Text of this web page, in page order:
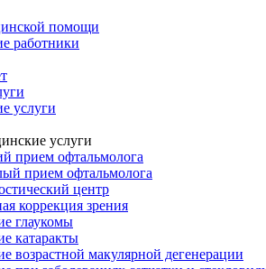
помощи
работники
услуги
услуги
прием офтальмолога
прием офтальмолога
центр
коррекция зрения
глаукомы
катаракты
возрастной макулярной дегенерации